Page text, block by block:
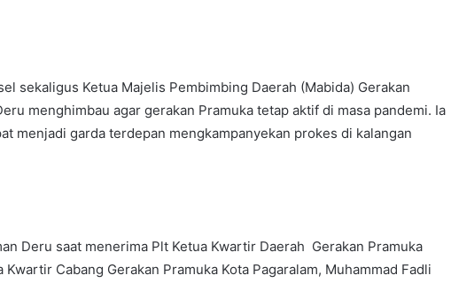
sekaligus Ketua Majelis Pembimbing Daerah (Mabida) Gerakan
menghimbau agar gerakan Pramuka tetap aktif di masa pandemi. Ia
menjadi garda terdepan mengkampanyekan prokes di kalangan
Deru saat menerima Plt Ketua Kwartir Daerah Gerakan Pramuka
Cabang Gerakan Pramuka Kota Pagaralam, Muhammad Fadli